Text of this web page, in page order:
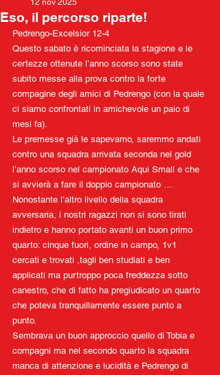
Eso, il percorso riparte!
12 nov 2025
Pedrengo-Excelsior 12-4
Questo sabato è ricominciata la stagione e le
certezze ottenute l’anno scorso sono state
subito messe alla prova contro la forte
compagine degli amici di Pedrengo (con la quale
ci siamo confrontati in amichevole un paio di
mesi fa).
Le premesse già le sapevamo, saremmo andati
contro una squadra arrivata seconda nel gold
l’anno scorso nel campionato Aqui Small e che
si avvierà a fare il doppio campionato …
Nonostante l’altro livello della squadra
avversaria, i nostri ragazzi non si sono tirati
indietro e hanno portato avanti un buon primo
quarto: cinque fuori, ordine in campo, 1v1
cercati e trovati ,tagli ben studiati e ben
applicati ma purtroppo poca freddezza sotto
canestro, che di fatto ha pregiudicato un quarto
che poteva tranquillamente essere punto a
punto.
Sembrava un buon approccio quello di Tobia e
compagni ma nel secondo quarto la squadra
manca di attenzione e lucidità e Pedrengo di